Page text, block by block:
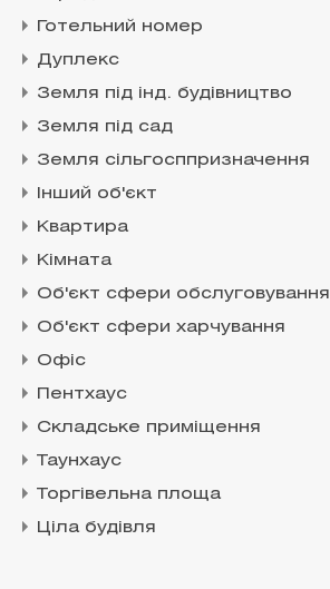
Готельний номер
Дуплекс
Земля під інд. будівництво
Земля під сад
Земля сільгосппризначення
Інший об'єкт
Квартира
Кімната
Об'єкт сфери обслуговування
Об'єкт сфери харчування
Офіс
Пентхаус
Складське приміщення
Таунхаус
Торгівельна площа
Ціла будівля